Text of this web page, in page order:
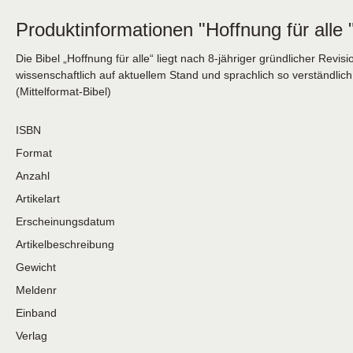
Produktinformationen "Hoffnung für alle
Die Bibel „Hoffnung für alle“ liegt nach 8-jähriger gründlicher
wissenschaftlich auf aktuellem Stand und sprachlich so
(Mittelformat-Bibel)
ISBN
Format
Anzahl
Artikelart
Erscheinungsdatum
Artikelbeschreibung
Gewicht
Meldenr
Einband
Verlag